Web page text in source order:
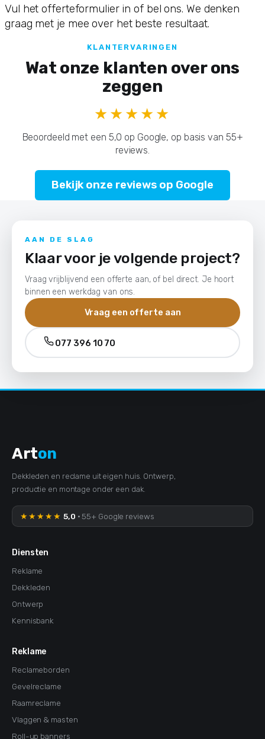
Vul het offerteformulier in of bel ons. We denken
graag met je mee over het beste resultaat.
KLANTERVARINGEN
Wat onze klanten over ons
zeggen
★★★★★
Beoordeeld met een 5,0 op Google, op basis van 55+
reviews.
Bekijk onze reviews op Google
AAN DE SLAG
Klaar voor je volgende project?
Vraag vrijblijvend een offerte aan, of bel direct. Je hoort
binnen een werkdag van ons.
Vraag een offerte aan
077 396 10 70
Arton
Dekkleden en reclame uit eigen huis. Ontwerp,
productie en montage onder een dak.
★★★★★ 5,0 · 55+ Google reviews
Diensten
Reklame
Dekkleden
Ontwerp
Kennisbank
Reklame
Reclameborden
Gevelreclame
Raamreclame
Vlaggen & masten
Roll-up banners